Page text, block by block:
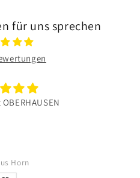
für uns sprechen
Horn